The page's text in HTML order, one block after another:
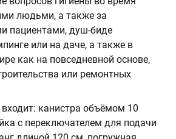
людьми, а также за
пациентами, душ-биде
или на даче, а также в
как на повседневной основе,
или ремонтных
канистра объёмом 10
с переключателем для подачи